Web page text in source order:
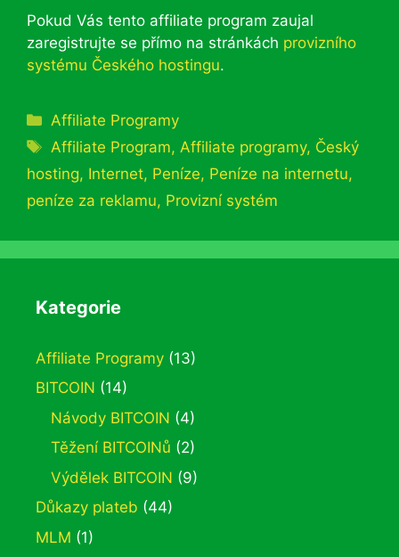
Pokud Vás tento affiliate program zaujal
zaregistrujte se přímo na stránkách provizního
systému Českého hostingu.
Rubriky
Affiliate Programy
Štítky
Affiliate Program, Affiliate programy, Český
hosting, Internet, Peníze, Peníze na internetu,
peníze za reklamu, Provizní systém
Kategorie
Affiliate Programy (13)
BITCOIN (14)
Návody BITCOIN (4)
Těžení BITCOINů (2)
Výdělek BITCOIN (9)
Důkazy plateb (44)
MLM (1)